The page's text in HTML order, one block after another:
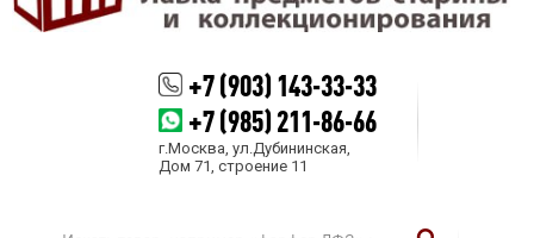
+7 (903) 143-33-33
+7 (985) 211-86-66
г.Москва, ул.Дубининская,
Дом 71, строение 11